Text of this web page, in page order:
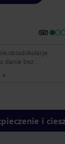
danie bez
przy posiłkach
podawał facet
»
i